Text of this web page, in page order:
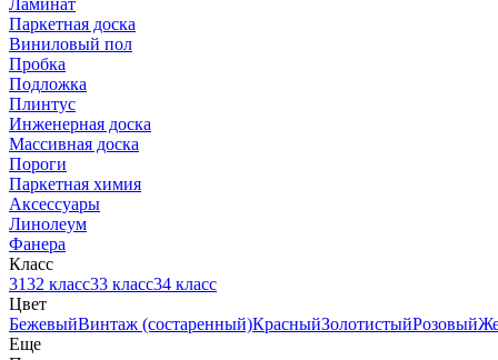
Ламинат
Паркетная доска
Виниловый пол
Пробка
Подложка
Плинтус
Инженерная доска
Массивная доска
Пороги
Паркетная химия
Аксессуары
Линолеум
Фанера
Класс
3132 класс33 класс34 класс
Цвет
БежевыйВинтаж (состаренный)КрасныйЗолотистыйРозовый
Еще